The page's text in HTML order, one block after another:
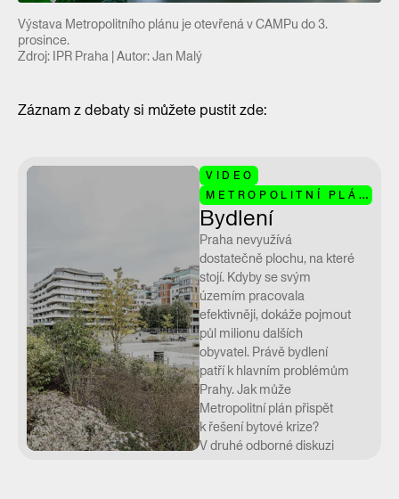
Výstava Metropolitního plánu je otevřená v CAMPu do 3.
prosince.
Zdroj: IPR Praha | Autor: Jan Malý
Záznam z debaty si můžete pustit zde:
VIDEO
METROPOLITNÍ PLÁN
Praha nevyužívá
dostatečně plochu, na které
stojí. Kdyby se svým
územím pracovala
efektivněji, dokáže pojmout
půl milionu dalších
obyvatel. Právě bydlení
patří k hlavním problémům
Prahy. Jak může
Metropolitní plán přispět
k řešení bytové krize?
V druhé odborné diskuzi
Bydlení